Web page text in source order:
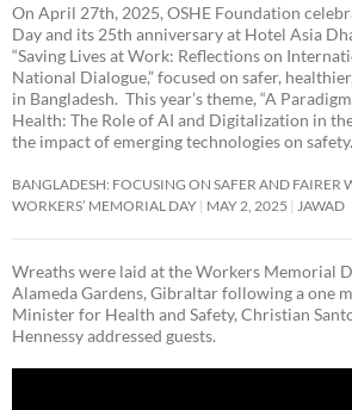
On April 27th, 2025, OSHE Foundation
Day and its 25th anniversary at Hotel Asia
“Saving Lives at Work: Reflections on
National Dialogue,”focused on safer,
in Bangladesh. This year’s theme, “A
Health: The Role of AI and Digitalization in
the impact of emerging technologies on safety.
BANGLADESH: FOCUSING ON SAFER AND FAIRER
WORKERS’ MEMORIAL DAY MAY 2, 2025 JAWAD
Wreaths were laid at the Workers Memorial
Alameda Gardens, Gibraltar following a one
Minister for Health and Safety, Christian
Hennessy addressed guests.